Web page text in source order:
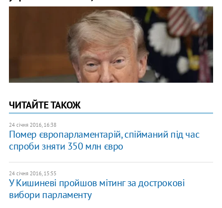
ЧИТАЙТЕ ТАКОЖ
24 січня 2016, 16:38
Помер європарламентарій, спійманий під час
спроби зняти 350 млн євро
24 січня 2016, 15:55
У Кишиневі пройшов мітинг за дострокові
вибори парламенту